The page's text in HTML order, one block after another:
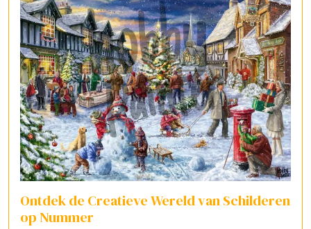
Ontdek de Creatieve Wereld van Schilderen
op Nummer